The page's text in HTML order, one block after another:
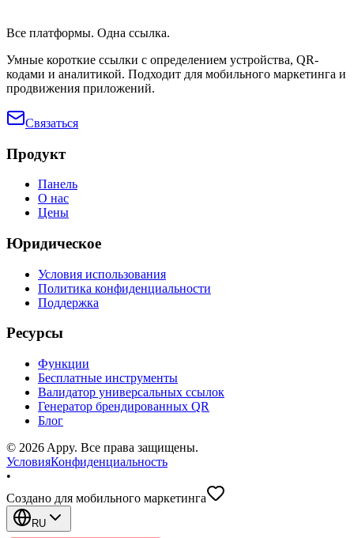
Все платформы. Одна ссылка.
Умные короткие ссылки с определением устройства, QR-
кодами и аналитикой. Подходит для мобильного маркетинга и
продвижения приложений.
Связаться
Продукт
Панель
О нас
Цены
Юридическое
Условия использования
Политика конфиденциальности
Поддержка
Ресурсы
Функции
Бесплатные инструменты
Валидатор универсальных ссылок
Генератор брендированных QR
Блог
© 2026 Appy. Все права защищены.
УсловияКонфиденциальность
•
Создано для мобильного маркетинга
RU